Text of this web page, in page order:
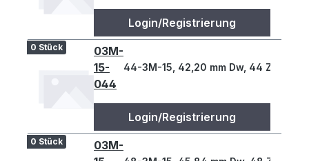
Login/Registrierung
0 Stück
03M-
15-
044
44-3M-15, 42,20 mm Dw, 44 Z., 3 T
Login/Registrierung
0 Stück
03M-